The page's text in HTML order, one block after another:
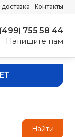
Контакты
755 58 44
Напишите нам
Найти